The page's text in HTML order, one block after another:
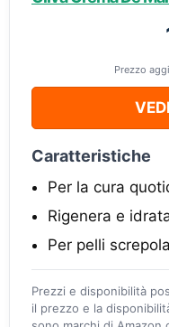
Prezzo
Caratteristiche
Per la cura
Rigenera e
Per pelli
Prezzi e disponibilità
il prezzo e la